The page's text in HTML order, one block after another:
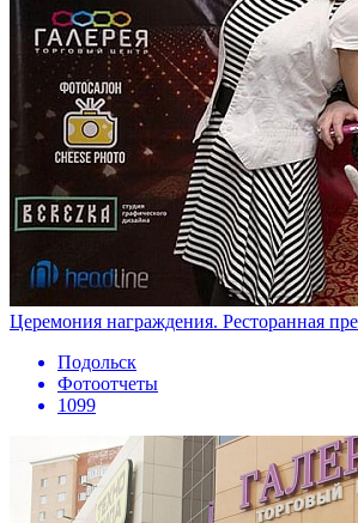
Церемония награждения. Ресторанная
Подольск
Фотоотчеты
1099